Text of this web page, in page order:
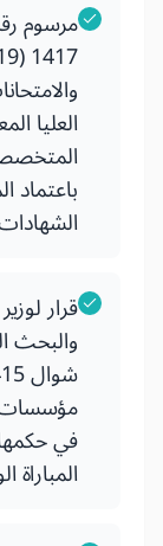
العليا
قرار
مؤسسات
في
المباراة